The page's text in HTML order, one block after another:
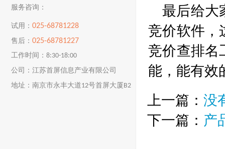
服务咨询：
试用：025-68781228
售后：025-68781227
工作时间：8:30-18:00
公司：江苏首屏信息产业有限公司
地址：南京市永丰大道12号首屏大厦B2
最后给
竞价软件，
竞价查排名
能，能有效
上一篇： 没
下一篇： 产